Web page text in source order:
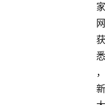
家
网
获
悉
，
新